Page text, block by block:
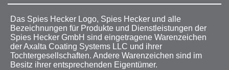
Das Spies Hecker Logo, Spies Hecker und alle
Bezeichnungen für Produkte und Dienstleistungen der
Spies Hecker GmbH sind eingetragene Warenzeichen
der Axalta Coating Systems LLC und ihrer
Tochtergesellschaften. Andere Warenzeichen sind im
Besitz ihrer entsprechenden Eigentümer.